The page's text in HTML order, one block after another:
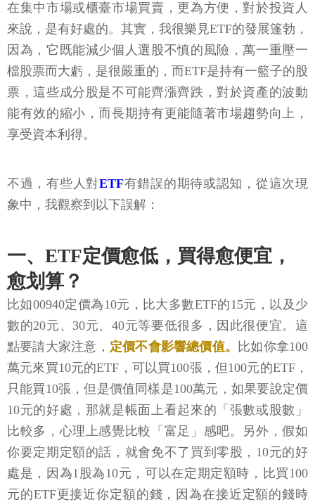
在集中市場或櫃臺市場買賣，更為方便，對於投資人
來說，是有好處的。其實，我很樂見ETF的發展篷勃，
因為，它既能減少個人選股不慎的風險，萬一重壓一
檔股票而大虧，是很嚴重的，而ETF是持有一籃子的股
票，這些成分股是不可能齊漲齊跌，對於資產的波動
能有效的縮小，而長期持有更能隨著市場趨勢向上，
享受資本利得。
不過，有些人對ETF有錯誤的期待或認知，從這次現
象中，我觀察到以下誤解：
一、ETF定價愈低，買得愈便宜，
愈划算？
比如00940定價為10元，比大多數ETF的15元，以及少
數的20元、30元、40元等要低很多，因此很便宜。這
點要請大家注意， 定價不會影響總價值。
比如你拿100
萬元來買10元的ETF，可以買100張，但100元的ETF，
只能買10張，但是價值同樣是100萬元，如果要說定價
10元的好處，那就是帳面上看起來的「張數或股數」
比較多，心理上感覺比較「富足」感吧。另外，假如
你要定期定額的話，就會免不了買到零股，10元的好
處是，因為1股為10元，可以在定期定額時，比買100
元的ETF更接近你定額的錢，因為在接近定額的錢時